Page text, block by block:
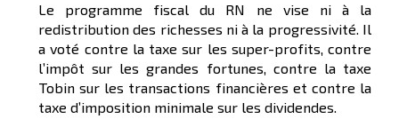
Le programme fiscal du RN ne vise ni à la
redistribution des richesses ni à la progressivité. Il
a voté contre la taxe sur les super-profits, contre
l’impôt sur les grandes fortunes, contre la taxe
Tobin sur les transactions financières et contre la
taxe d’imposition minimale sur les dividendes.